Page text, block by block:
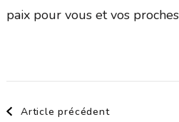
paix pour vous et vos
Navigation
Article précédent